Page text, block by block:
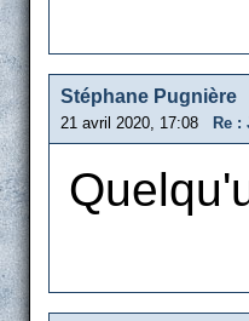
Stéphane Pugnière
21 avril 2020, 17:08 Re :